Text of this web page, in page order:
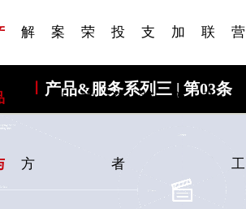
解
方
案
例
荣
誉
投
资
者
支
持
加
入
联
系
营
工
产品&服务系列三 | 第03条